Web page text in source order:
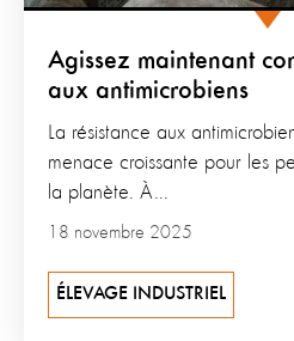
Agissez maintenant
aux antimicrobiens
18 novembre 2025
La résistance aux
menace croissante pour les
la planète. À...
ÉLEVAGE INDUSTRIEL